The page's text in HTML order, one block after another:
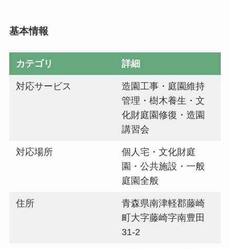
基本情報
カテゴリ 詳細
対応サービス
造園工事・庭園維持
管理・樹木養生・文
化財庭園修復・造園
講習会
対応場所
個人宅・文化財庭
園・公共施設・一般
庭園全般
住所
青森県南津軽郡藤崎
町大字藤崎字南豊田
31-2